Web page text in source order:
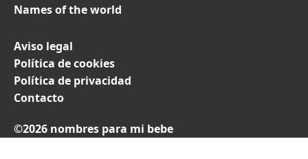
Names of the world
Aviso legal
Política de cookies
Política de privacidad
Contacto
©2026 nombres para mi bebe